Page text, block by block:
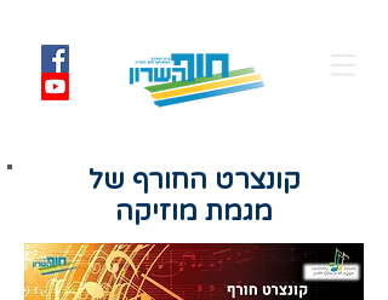
קונצרט החורף של
מגמת מוזיקה